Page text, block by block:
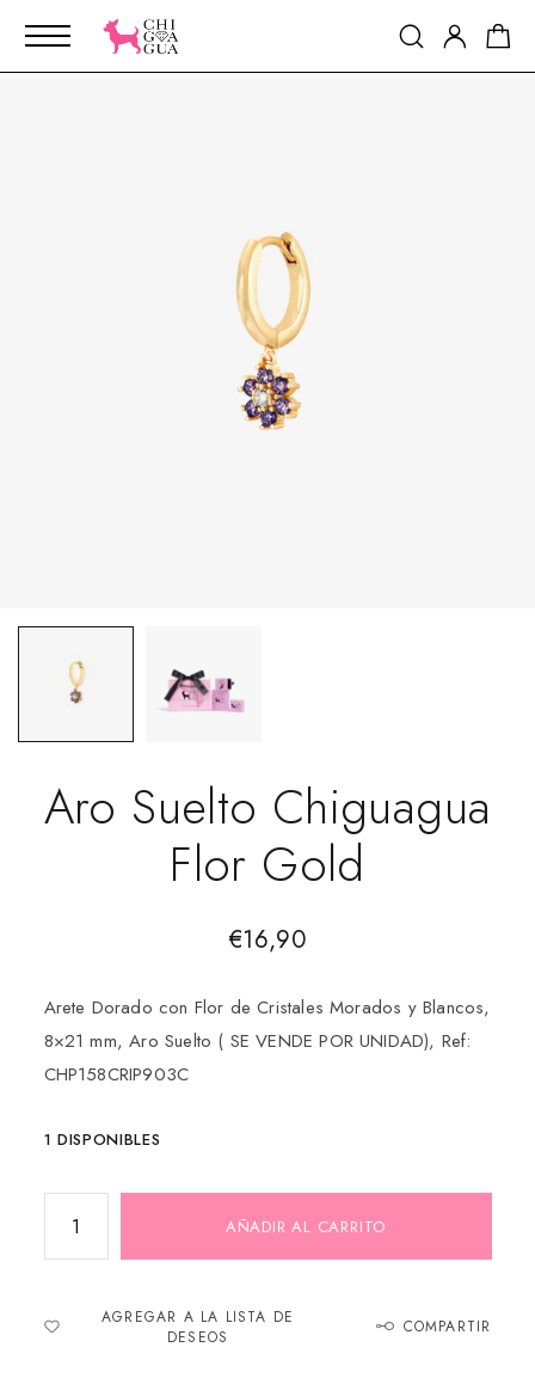
Aro Suelto Chiguagua
Flor Gold
€16,90
Arete Dorado con Flor de Cristales Morados y Blancos,
8×21 mm, Aro Suelto ( SE VENDE POR UNIDAD), Ref:
CHP158CRIP903C
1 DISPONIBLES
AÑADIR AL CARRITO
AGREGAR A LA LISTA DE
DESEOS
COMPARTIR